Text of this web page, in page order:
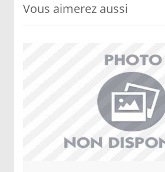
Vous aimerez aussi